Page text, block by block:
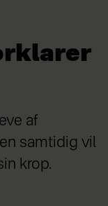
af
samtidig vil
krop.